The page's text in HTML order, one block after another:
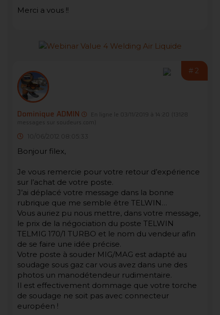
Merci a vous !!
#2
Dominique ADMIN En ligne le 03/11/2019 à 14:20
(13128
messages sur soudeurs.com)
10/06/2012 08:05:33
Bonjour filex,
Je vous remercie pour votre retour d’expérience
sur l’achat de votre poste.
J’ai déplacé votre message dans la bonne
rubrique que me semble être TELWIN…
Vous auriez pu nous mettre, dans votre message,
le prix de la négociation du poste TELWIN
TELMIG 170/1 TURBO et le nom du vendeur afin
de se faire une idée précise.
Votre poste à souder MIG/MAG est adapté au
soudage sous gaz car vous avez dans une des
photos un manodétendeur rudimentaire.
Il est effectivement dommage que votre torche
de soudage ne soit pas avec connecteur
européen !